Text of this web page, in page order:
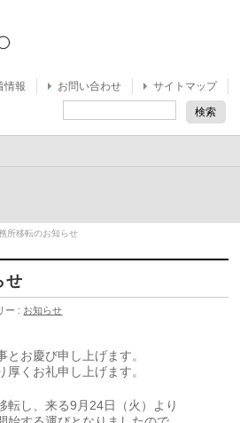
情報 お問い合わせ サイトマップ
所移転のお知らせ
せ
ー : お知らせ
お慶び申し上げます。
くお礼申し上げます。
転し、来る9月24日（火）より